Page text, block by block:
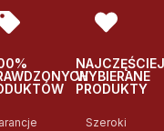
NAJCZĘŚCIEJ
WYBIERANE
PRODUKTY
Szeroki